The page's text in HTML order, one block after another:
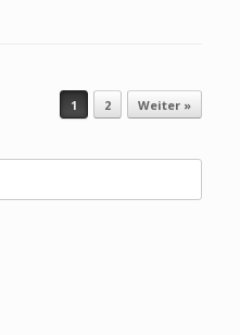
1 2 Weiter »